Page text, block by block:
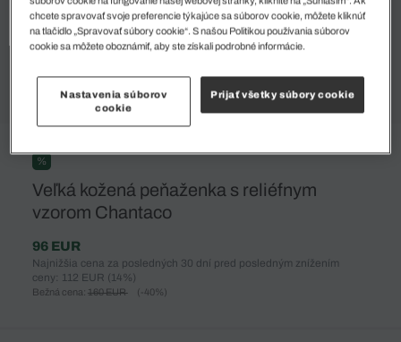
%
Veľká kožená peňaženka s reliéfnym
vzorom Chantaco
96 EUR
Najnižšia cena za posledných 30 dní pred posledným znížením
ceny: 112 EUR (14%)
Bežná cena: 160 EUR (-40%)
chcete spravovať svoje preferencie týkajúce sa súborov cookie, môžete kliknúť
na tlačidlo „Spravovať súbory cookie“. S našou Politikou používania súborov
cookie sa môžete oboznámiť, aby ste získali podrobné informácie.
Nastavenia súborov
cookie
Prijať všetky súbory cookie